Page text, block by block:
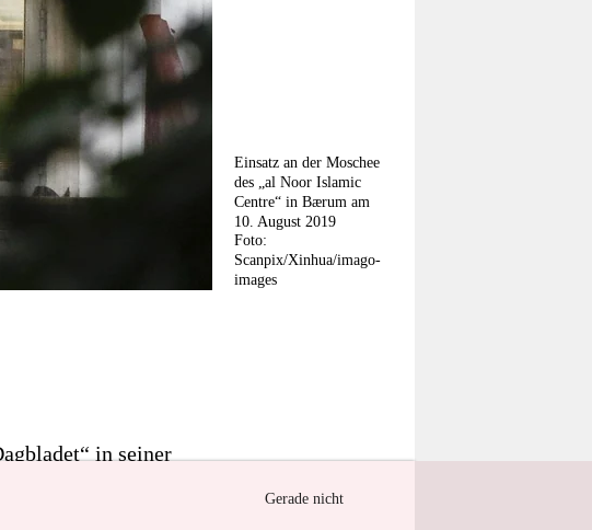
Einsatz an der Moschee
des „al Noor Islamic
Centre“ in Bærum am
10. August 2019
Foto:
Scanpix/Xinhua/imago-
images
in seiner
Gerade nicht